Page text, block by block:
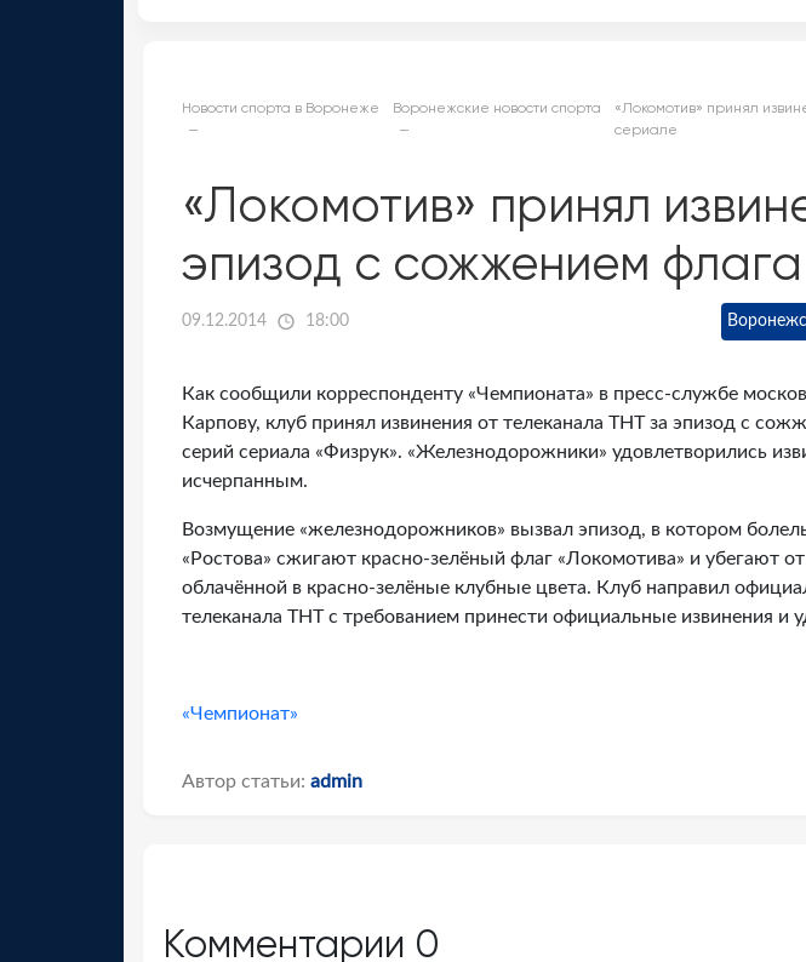
Новости спорта в Воронеже Воронежские новости спорта
«Локомотив» принял
сериале
«Локомотив» принял
эпизод с сожжением
09.12.2014 18:00
Как сообщили корреспонденту «Чемпионата» в пресс-службе
Карпову, клуб принял извинения от телеканала ТНТ за эпизод с
серий сериала «Физрук». «Железнодорожники» удовлетворились
исчерпанным.
Возмущение «железнодорожников» вызвал эпизод, в котором
«Ростова» сжигают красно-зелёный флаг «Локомотива» и убегают
облачённой в красно-зелёные клубные цвета. Клуб направил
телеканала ТНТ с требованием принести официальные извинения и
«Чемпионат»
Автор статьи: admin
Комментарии 0